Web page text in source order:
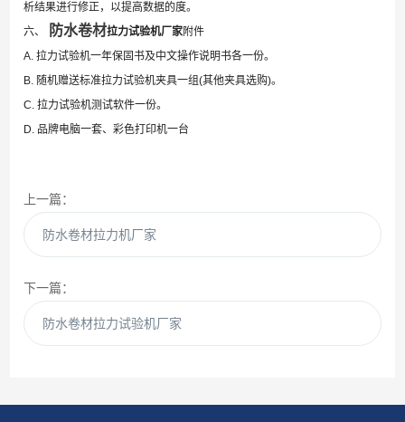
析结果进行修正，以提高数据的度。
六、
防水卷材拉力试验机厂家附件
A. 拉力试验机一年保固书及中文操作说明书各一份。
B. 随机赠送标准拉力试验机夹具一组(其他夹具选购)。
C. 拉力试验机测试软件一份。
D. 品牌电脑一套、彩色打印机一台
上一篇：
防水卷材拉力机厂家
下一篇：
防水卷材拉力试验机厂家